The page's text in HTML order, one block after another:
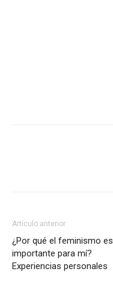
Artículo anterior
¿Por qué el feminismo es
importante para mí?
Experiencias personales